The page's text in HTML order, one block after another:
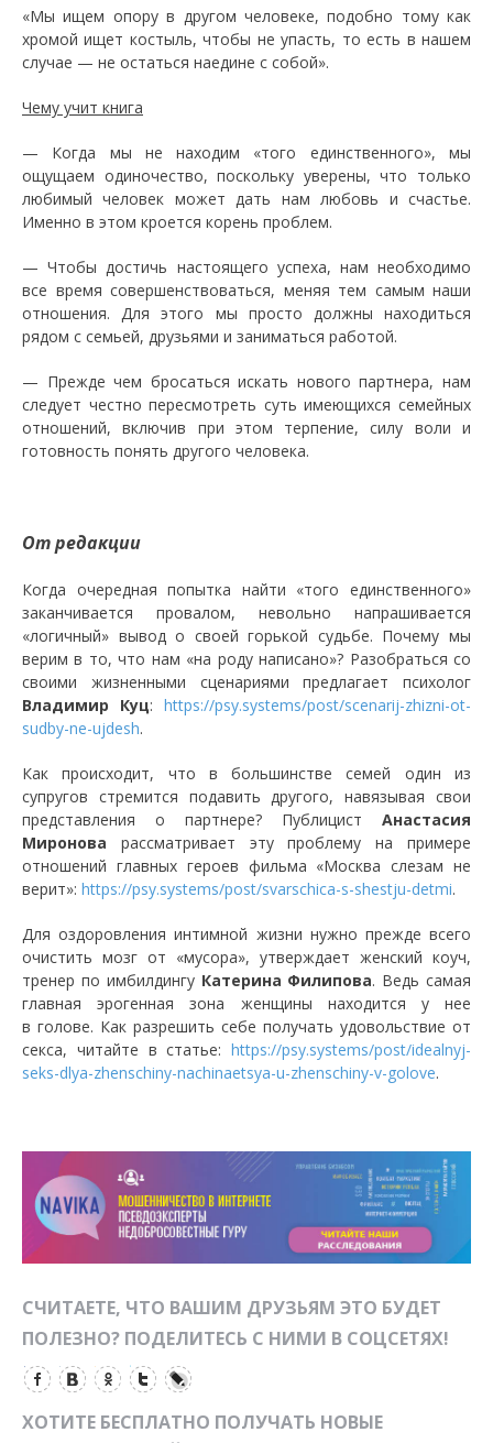
«Мы ищем опору в другом человеке, подобно тому как
хромой ищет костыль, чтобы не упасть, то есть в нашем
случае — не остаться наедине с собой».
Чему учит книга
— Когда мы не находим «того единственного», мы
ощущаем одиночество, поскольку уверены, что только
любимый человек может дать нам любовь и счастье.
Именно в этом кроется корень проблем.
— Чтобы достичь настоящего успеха, нам необходимо
все время совершенствоваться, меняя тем самым наши
отношения. Для этого мы просто должны находиться
рядом с семьей, друзьями и заниматься работой.
— Прежде чем бросаться искать нового партнера, нам
следует честно пересмотреть суть имеющихся семейных
отношений, включив при этом терпение, силу воли и
готовность понять другого человека.
От редакции
Когда очередная попытка найти «того единственного»
заканчивается провалом, невольно напрашивается
«логичный» вывод о своей горькой судьбе. Почему мы
верим в то, что нам «на роду написано»? Разобраться со
своими жизненными сценариями предлагает психолог
Владимир Куц: https://psy.systems/post/scenarij-zhizni-ot-
sudby-ne-ujdesh.
Как происходит, что в большинстве семей один из
супругов стремится подавить другого, навязывая свои
представления о партнере? Публицист Анастасия
Миронова рассматривает эту проблему на примере
отношений главных героев фильма «Москва слезам не
верит»: https://psy.systems/post/svarschica-s-shestju-detmi.
Для оздоровления интимной жизни нужно прежде всего
очистить мозг от «мусора», утверждает женский коуч,
тренер по имбилдингу Катерина Филипова. Ведь самая
главная эрогенная зона женщины находится у нее
в голове. Как разрешить себе получать удовольствие от
секса, читайте в статье: https://psy.systems/post/idealnyj-
seks-dlya-zhenschiny-nachinaetsya-u-zhenschiny-v-golove.
СЧИТАЕТЕ, ЧТО ВАШИМ ДРУЗЬЯМ ЭТО БУДЕТ
ПОЛЕЗНО? ПОДЕЛИТЕСЬ С НИМИ В СОЦСЕТЯХ!
ХОТИТЕ БЕСПЛАТНО ПОЛУЧАТЬ НОВЫЕ